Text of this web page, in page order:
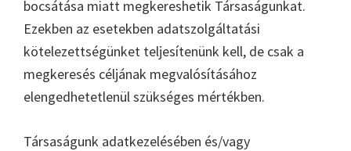
bocsátása miatt megkereshetik Társaságunkat.
Ezekben az esetekben adatszolgáltatási
kötelezettségünket teljesítenünk kell, de csak a
megkeresés céljának megvalósításához
elengedhetetlenül szükséges mértékben.
Társaságunk adatkezelésében és/vagy